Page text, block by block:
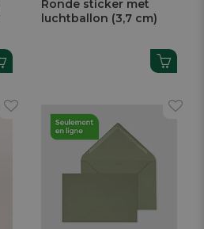
Ronde sticker met
luchtballon (3,7 cm)